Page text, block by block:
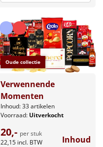
Oude collectie
Verwennende
Momenten
Inhoud: 33 artikelen
Voorraad: Uitverkocht
20,- per stuk
22,15 incl. BTW Inhoud